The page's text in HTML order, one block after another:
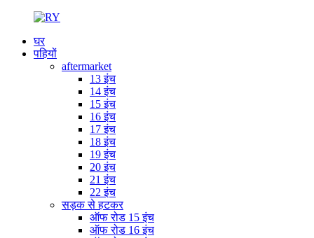
घर
पहियों
aftermarket
13 इंच
14 इंच
15 इंच
16 इंच
17 इंच
18 इंच
19 इंच
20 इंच
21 इंच
22 इंच
सड़क से हटकर
ऑफ रोड 15 इंच
ऑफ रोड 16 इंच